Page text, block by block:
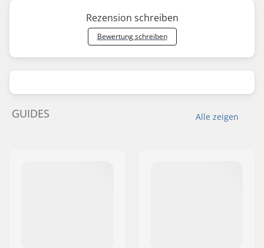
Rezension schreiben
Bewertung schreiben
Alle zeigen
GUIDES